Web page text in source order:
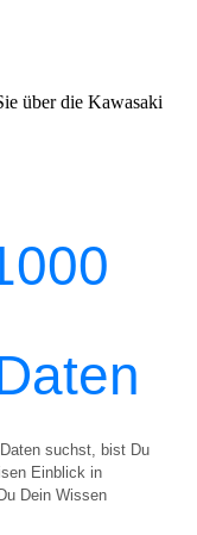
suchst, bist Du
Einblick in
Dein Wissen